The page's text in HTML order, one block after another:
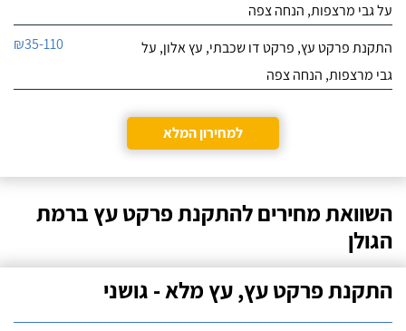
על גבי מרצפות, הנחה צפה
התקנת פרקט עץ, פרקט דו שכבתי, עץ אלון, על
גבי מרצפות, הנחה צפה
₪35-110
למחירון המלא
השוואת מחירים להתקנת פרקט עץ ברמת
הגולן
התקנת פרקט עץ, עץ מלא - גושני